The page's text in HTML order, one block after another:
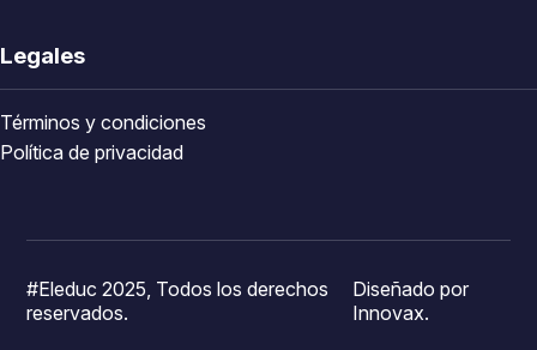
Legales
Términos y condiciones
Política de privacidad
#Eleduc 2025, Todos los derechos
reservados.
Diseñado por
Innovax.